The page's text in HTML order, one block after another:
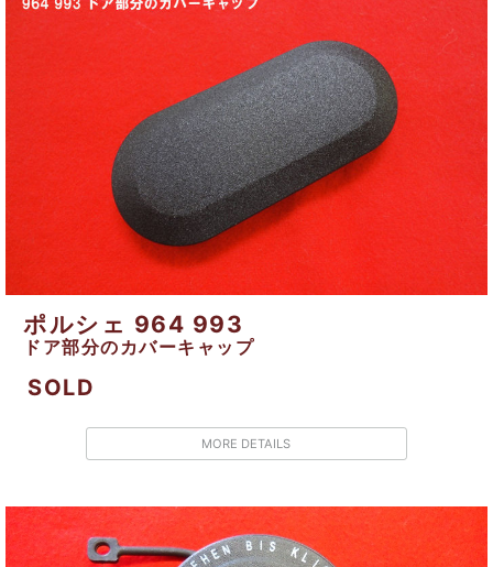
ポルシェ 964 993
ドア部分のカバーキャップ
SOLD
MORE DETAILS